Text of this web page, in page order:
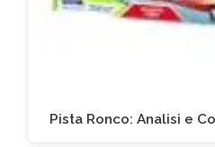
Pista Ronco: Analisi e